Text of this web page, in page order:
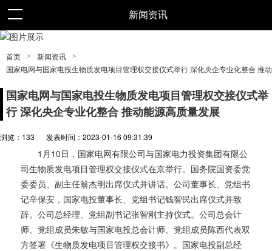
新闻资讯
首页 > 新闻资讯
>
国家电网与国家电投生物质发电项目管理权交接仪式举行 深化央企专业化整合 推
国家电网与国家电投生物质发电项目管理权交接仪式举
行 深化央企专业化整合 推动能源高质量发展
浏览： 133 发表时间：2023-01-16 09:31:39
1月10日，国家电网有限公司与国家电力投资集团有限公
司生物质发电项目管理权交接仪式在京举行。国务院国资委党
委委员、副主任翁杰明出席仪式并讲话。公司董事长、党组书
记辛保安，国家电投董事长、党组书记钱智民出席仪式并致
辞。公司总经理、党组副书记张智刚主持仪式。公司总会计
师、党组成员朱敏与国家电投总会计师、党组成员陈西代表双
方签署《生物质发电项目管理权交接书》。国家电投副总经